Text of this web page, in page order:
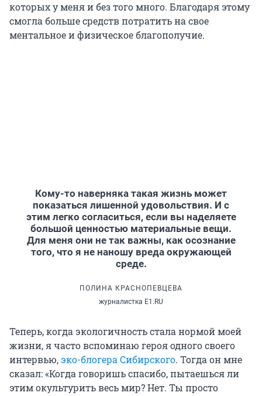
которых у меня и без того много. Благодаря этому
смогла больше средств потратить на свое
ментальное и физическое благополучие.
Кому-то наверняка такая жизнь может
показаться лишенной удовольствия. И с
этим легко согласиться, если вы наделяете
большой ценностью материальные вещи.
Для меня они не так важны, как осознание
того, что я не наношу вреда окружающей
среде.
ПОЛИНА КРАСНОПЕВЦЕВА
журналистка E1.RU
Теперь, когда экологичность стала нормой моей
жизни, я часто вспоминаю героя одного своего
интервью,эко-блогера Сибирского. Тогда он мне
сказал: «Когда говоришь спасибо, пытаешься ли
этим окультурить весь мир? Нет. Ты просто